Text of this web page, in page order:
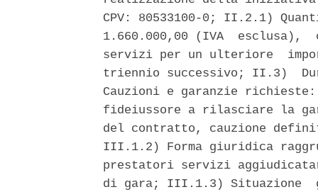
CPV: 80533100-0; II.2.1)
1.660.000,00 (IVA
servizi per un ulteriore
triennio successivo; II.3)
Cauzioni e garanzie
fideiussore a rilasciare la
del contratto, cauzione
III.1.2) Forma giuridica
prestatori servizi
di gara; III.1.3) Situazione